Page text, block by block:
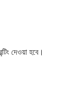
দেওয়া হবে।